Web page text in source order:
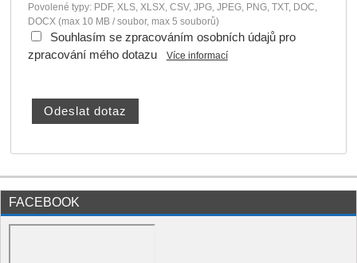
Povolené typy: PDF, XLS, XLSX, CSV, JPG, JPEG, PNG, TXT, DOC,
DOCX (max 10 MB / soubor, max 5 souborů)
Souhlasím se zpracováním osobních údajů pro
zpracování mého dotazu
Více informací
FACEBOOK